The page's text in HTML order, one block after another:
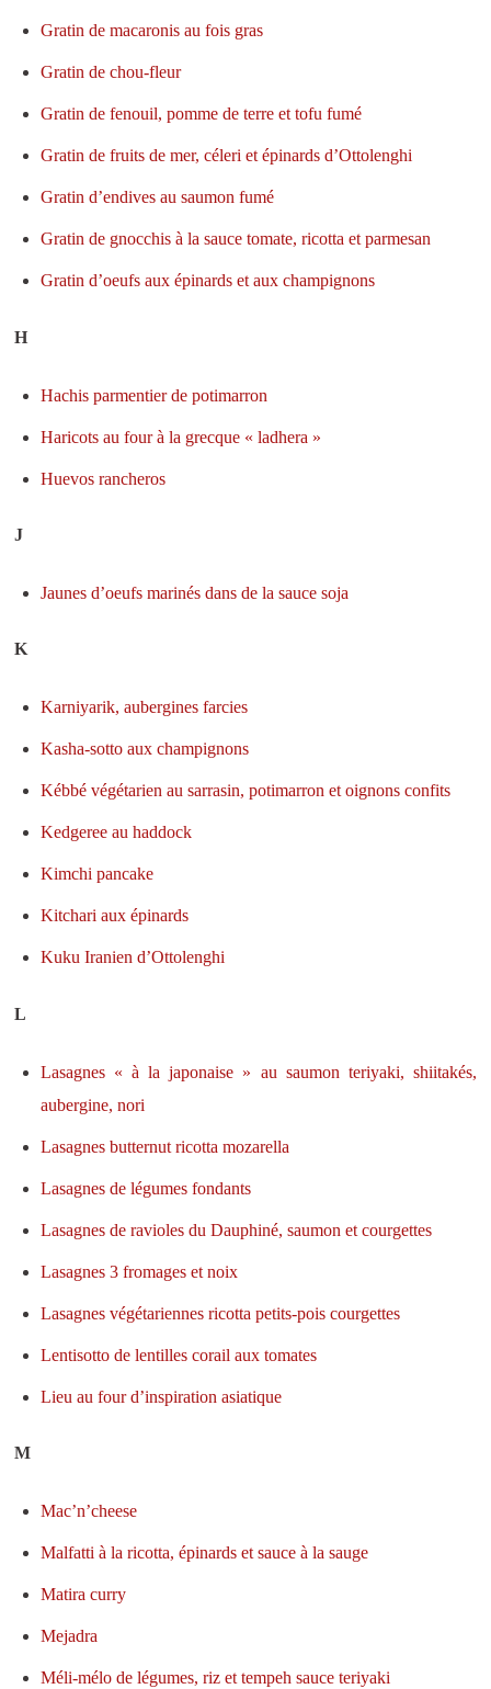
Gratin de macaronis au fois gras
Gratin de chou-fleur
Gratin de fenouil, pomme de terre et tofu fumé
Gratin de fruits de mer, céleri et épinards d’Ottolenghi
Gratin d’endives au saumon fumé
Gratin de gnocchis à la sauce tomate, ricotta et parmesan
Gratin d’oeufs aux épinards et aux champignons
H
Hachis parmentier de potimarron
Haricots au four à la grecque « ladhera »
Huevos rancheros
J
Jaunes d’oeufs marinés dans de la sauce soja
K
Karniyarik, aubergines farcies
Kasha-sotto aux champignons
Kébbé végétarien au sarrasin, potimarron et oignons confits
Kedgeree au haddock
Kimchi pancake
Kitchari aux épinards
Kuku Iranien d’Ottolenghi
L
Lasagnes « à la japonaise » au saumon teriyaki, shiitakés,
aubergine, nori
Lasagnes butternut ricotta mozarella
Lasagnes de légumes fondants
Lasagnes de ravioles du Dauphiné, saumon et courgettes
Lasagnes 3 fromages et noix
Lasagnes végétariennes ricotta petits-pois courgettes
Lentisotto de lentilles corail aux tomates
Lieu au four d’inspiration asiatique
M
Mac’n’cheese
Malfatti à la ricotta, épinards et sauce à la sauge
Matira curry
Mejadra
Méli-mélo de légumes, riz et tempeh sauce teriyaki